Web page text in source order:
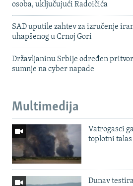
osoba, uključujući Radoičića
SAD uputile zahtev za izručenje
uhapšenog u Crnoj Gori
Državljaninu Srbije određen
sumnje na cyber napade
Multimedija
Vatrogasci
toplotni
Dunav